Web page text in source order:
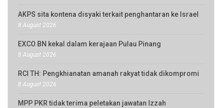
AKPS sita kontena disyaki terkait penghantaran ke Israel
8 August 2026
EXCO BN kekal dalam kerajaan Pulau Pinang
8 August 2026
RCI TH: Pengkhianatan amanah rakyat tidak dikompromi
8 August 2026
MPP PKR tidak terima peletakan jawatan Izzah